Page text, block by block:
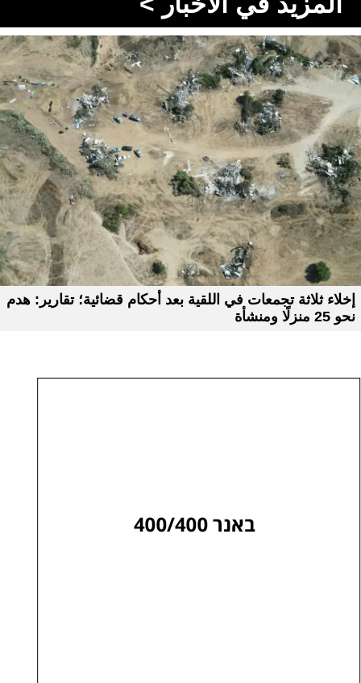
إخلاء ثلاثة تجمعات في اللقية بعد أحكام قضائية؛ تقارير: هدم
نحو 25 منزلًا ومنشأة